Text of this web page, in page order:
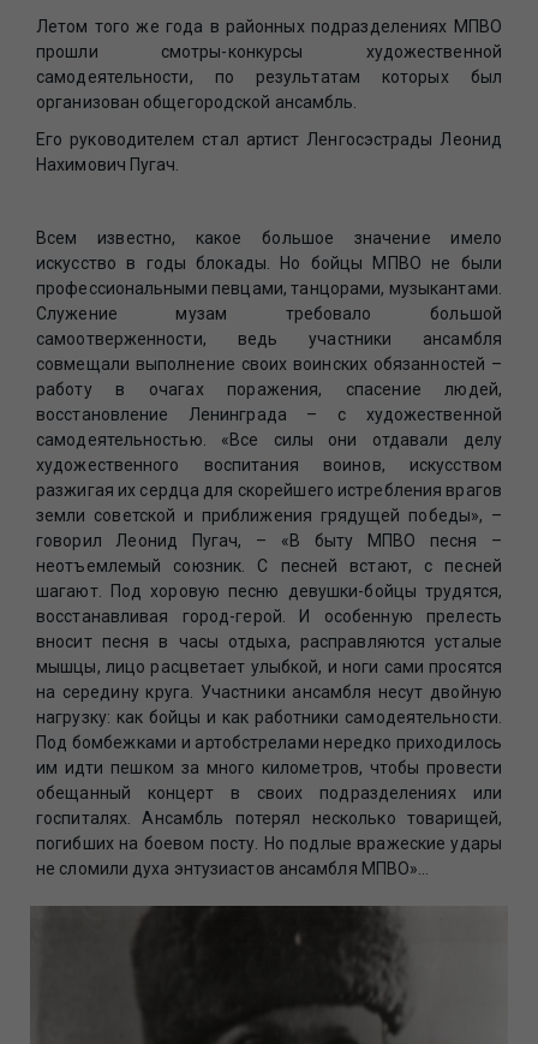
Летом того же года в районных подразделениях МПВО
прошли смотры-конкурсы художественной
самодеятельности, по результатам которых был
организован общегородской ансамбль.
Его руководителем стал артист Ленгосэстрады Леонид
Нахимович Пугач.
Всем известно, какое большое значение имело
искусство в годы блокады. Но бойцы МПВО не были
профессиональными певцами, танцорами, музыкантами.
Служение музам требовало большой
самоотверженности, ведь участники ансамбля
совмещали выполнение своих воинских обязанностей –
работу в очагах поражения, спасение людей,
восстановление Ленинграда – с художественной
самодеятельностью. «Все силы они отдавали делу
художественного воспитания воинов, искусством
разжигая их сердца для скорейшего истребления врагов
земли советской и приближения грядущей победы», –
говорил Леонид Пугач, – «В быту МПВО песня –
неотъемлемый союзник. С песней встают, с песней
шагают. Под хоровую песню девушки-бойцы трудятся,
восстанавливая город-герой. И особенную прелесть
вносит песня в часы отдыха, расправляются усталые
мышцы, лицо расцветает улыбкой, и ноги сами просятся
на середину круга. Участники ансамбля несут двойную
нагрузку: как бойцы и как работники самодеятельности.
Под бомбежками и артобстрелами нередко приходилось
им идти пешком за много километров, чтобы провести
обещанный концерт в своих подразделениях или
госпиталях. Ансамбль потерял несколько товарищей,
погибших на боевом посту. Но подлые вражеские удары
не сломили духа энтузиастов ансамбля МПВО»…